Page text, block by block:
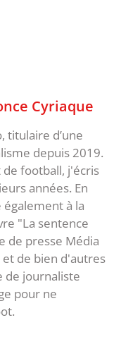
Cyriaque
titulaire d’une
depuis 2019.
football, j'écris
années. En
également à la
"La sentence
de presse Média
de bien d'autres
de journaliste
pour ne